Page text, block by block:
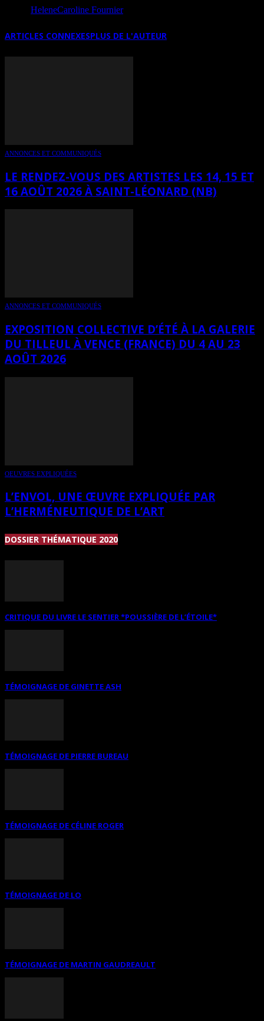
HeleneCaroline Fournier
ARTICLES CONNEXESPLUS DE L'AUTEUR
ANNONCES ET COMMUNIQUÉS
LE RENDEZ-VOUS DES ARTISTES LES 14, 15 ET
16 AOÛT 2026 À SAINT-LÉONARD (NB)
ANNONCES ET COMMUNIQUÉS
EXPOSITION COLLECTIVE D’ÉTÉ À LA GALERIE
DU TILLEUL À VENCE (FRANCE) DU 4 AU 23
AOÛT 2026
OEUVRES EXPLIQUÉES
L’ENVOL, UNE ŒUVRE EXPLIQUÉE PAR
L’HERMÉNEUTIQUE DE L’ART
DOSSIER THÉMATIQUE 2020
CRITIQUE DU LIVRE LE SENTIER *POUSSIÈRE DE L’ÉTOILE*
TÉMOIGNAGE DE GINETTE ASH
TÉMOIGNAGE DE PIERRE BUREAU
TÉMOIGNAGE DE CÉLINE ROGER
TÉMOIGNAGE DE LO
TÉMOIGNAGE DE MARTIN GAUDREAULT